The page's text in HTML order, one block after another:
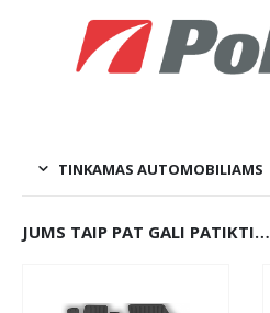
TINKAMAS AUTOMOBILIAMS
JUMS TAIP PAT GALI PATIKTI…